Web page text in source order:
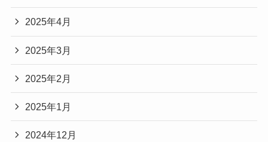
2025年4月
2025年3月
2025年2月
2025年1月
2024年12月